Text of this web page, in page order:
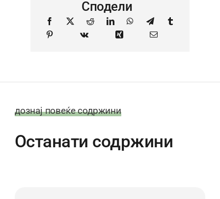
Сподели
дознај повеќе содржини
Останати содржини